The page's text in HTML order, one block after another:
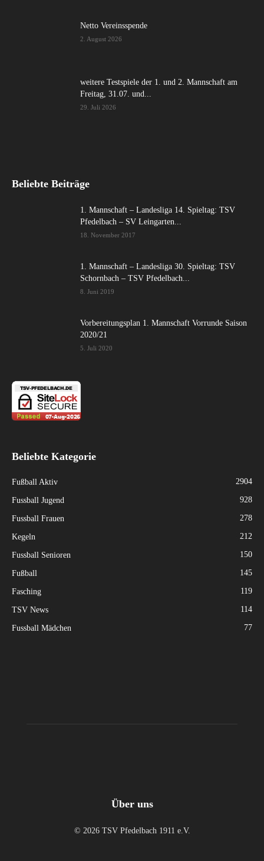
Netto Vereinsspende
2. August 2026
weitere Testspiele der 1. und 2. Mannschaft am
Freitag, 31.07. und...
29. Juli 2026
Beliebte Beiträge
1. Mannschaft – Landesliga 14. Spieltag: TSV
Pfedelbach – SV Leingarten...
18. November 2017
1. Mannschaft – Landesliga 30. Spieltag: TSV
Schornbach – TSV Pfedelbach...
8. Juni 2019
Vorbereitungsplan 1. Mannschaft Vorrunde Saison
2020/21
5. Juli 2020
Beliebte Kategorie
Fußball Aktiv 2904
Fussball Jugend 928
Fussball Frauen 278
Kegeln 212
Fussball Senioren 150
Fußball 145
Fasching 119
TSV News 114
Fussball Mädchen 77
Über uns
© 2026 TSV Pfedelbach 1911 e.V.